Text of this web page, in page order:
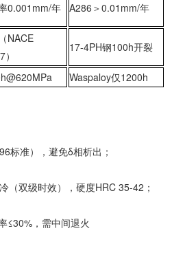
0.001mm/年 A286＞0.01mm/年
NACE
17-4PH钢100h开裂
Waspaloy仅1200h
准），避免δ相析出；
双级时效），硬度HRC 35-42；
≤30%，需中间退火